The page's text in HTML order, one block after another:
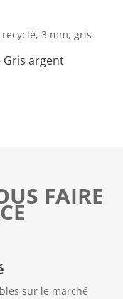
Gris argent
FAIRE
sur le marché